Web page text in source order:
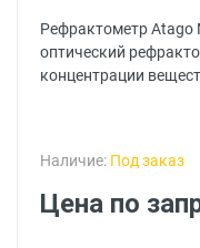
Рефрактометр Atago
оптический
концентрации
Наличие: Под заказ
Цена по